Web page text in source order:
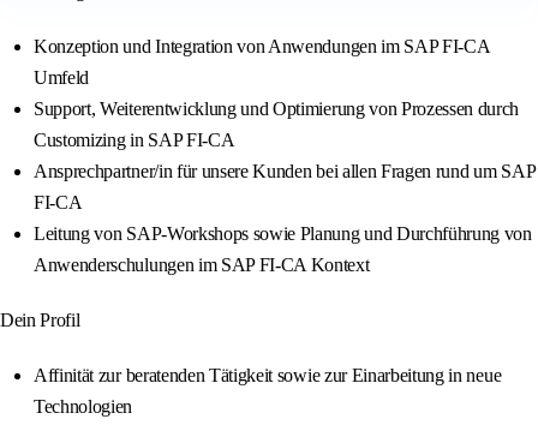
Konzeption und Integration von Anwendungen im SAP FI-CA
Umfeld
Support, Weiterentwicklung und Optimierung von Prozessen durch
Customizing in SAP FI-CA
Ansprechpartner/in für unsere Kunden bei allen Fragen rund um SAP
FI-CA
Leitung von SAP-Workshops sowie Planung und Durchführung von
Anwenderschulungen im SAP FI-CA Kontext
Dein Profil
Affinität zur beratenden Tätigkeit sowie zur Einarbeitung in neue
Technologien